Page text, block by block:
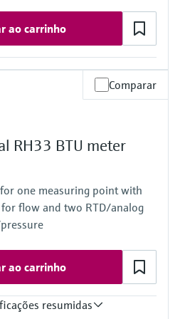
ao carrinho
Comparar
RH33 BTU meter
one measuring point with
flow and two RTD/analog
ao carrinho
resumidas